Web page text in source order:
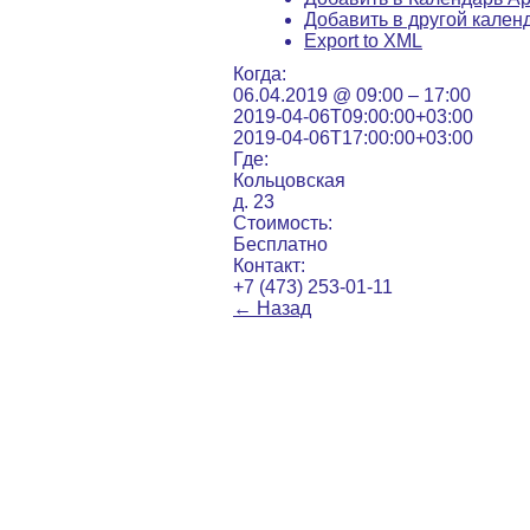
Добавить в другой
Export to XML
Когда:
06.04.2019 @ 09:00 – 17:00
2019-04-06T09:00:00+03:00
2019-04-06T17:00:00+03:00
Где:
Кольцовская
д. 23
Стоимость:
Бесплатно
Контакт:
+7 (473) 253-01-11
← Назад